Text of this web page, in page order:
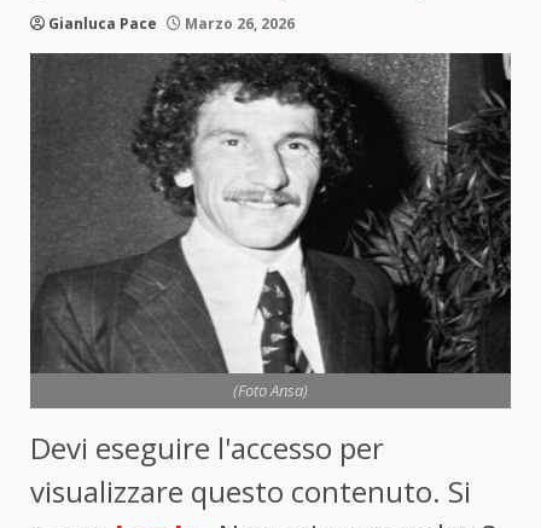
Gianluca Pace Marzo 26, 2026
(Foto Ansa)
Devi eseguire l'accesso per
visualizzare questo contenuto. Si